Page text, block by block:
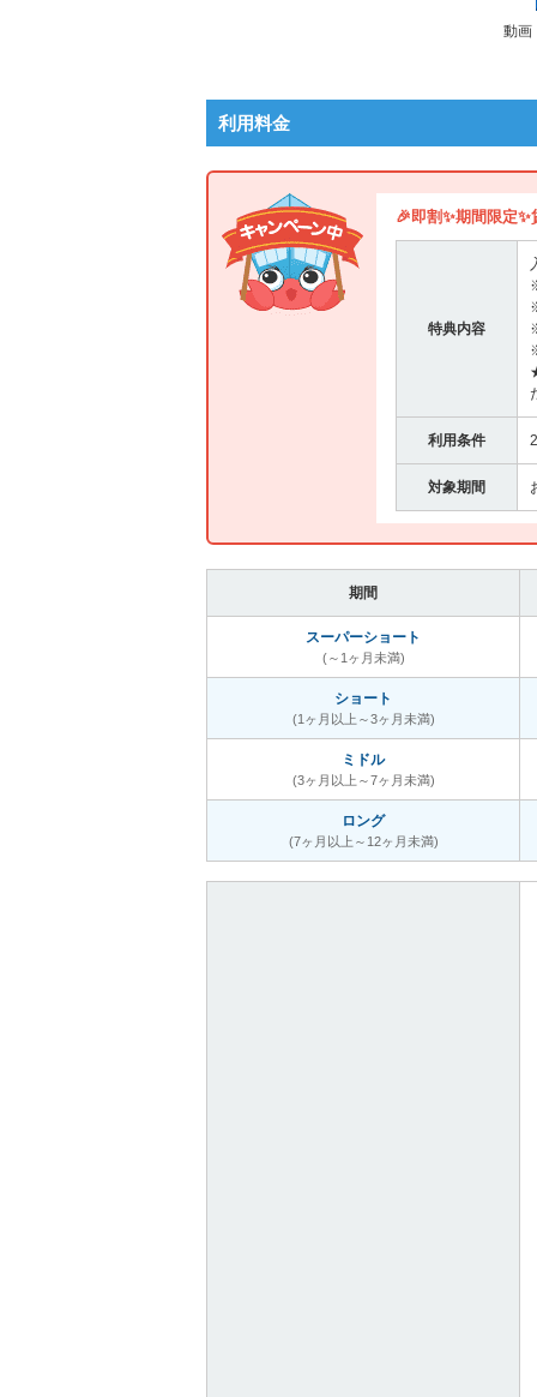
動画
利用料金
🎉即割✨期間限定
特典内容
利用条件
対象期間
期間
スーパーショート
(～1ヶ月未満)
ショート
(1ヶ月以上～3ヶ月未満)
ミドル
(3ヶ月以上～7ヶ月未満)
ロング
(7ヶ月以上～12ヶ月未満)